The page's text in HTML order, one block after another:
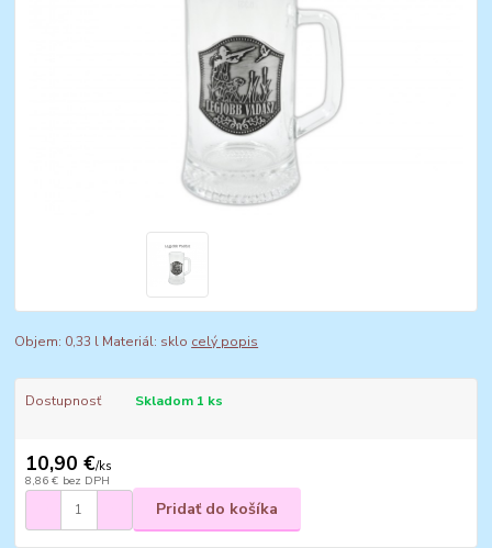
Objem: 0,33 l Materiál: sklo celý popis
Dostupnosť Skladom 1 ks
10,90 €/ks
8,86 € bez DPH
Pridať do košíka